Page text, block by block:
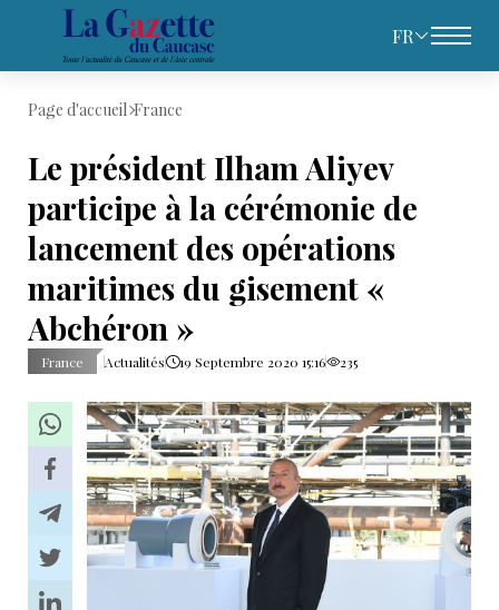
FR
Page d'accueil France
Le président Ilham Aliyev
participe à la cérémonie de
lancement des opérations
maritimes du gisement «
Abchéron »
France Actualités 19 Septembre 2020 15:16 235